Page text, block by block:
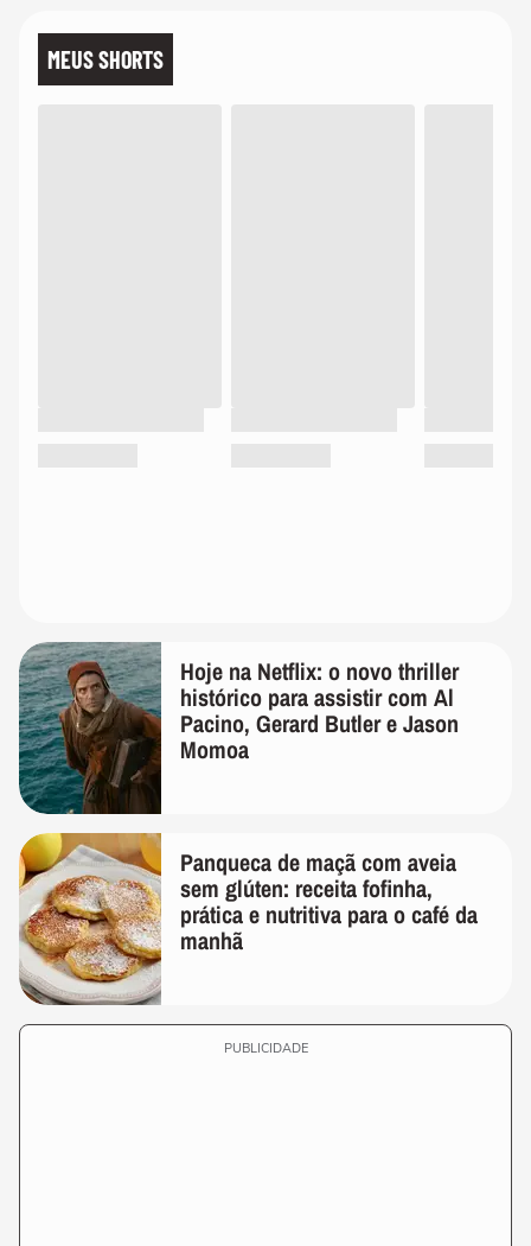
MEUS SHORTS
Hoje na Netflix: o novo thriller
histórico para assistir com Al
Pacino, Gerard Butler e Jason
Momoa
Panqueca de maçã com aveia
sem glúten: receita fofinha,
prática e nutritiva para o café da
manhã
PUBLICIDADE